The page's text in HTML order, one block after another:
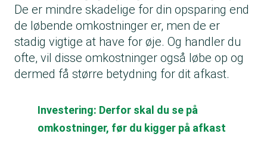
De er mindre skadelige for din opsparing end
de løbende omkostninger er, men de er
stadig vigtige at have for øje. Og handler du
ofte, vil disse omkostninger også løbe op og
dermed få større betydning for dit afkast.
Investering: Derfor skal du se på
omkostninger, før du kigger på afkast